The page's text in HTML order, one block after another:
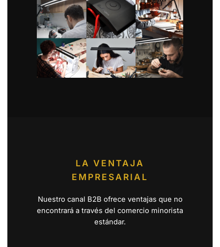
LA VENTAJA
EMPRESARIAL
Nuestro canal B2B ofrece ventajas que no
encontrará a través del comercio minorista
estándar.